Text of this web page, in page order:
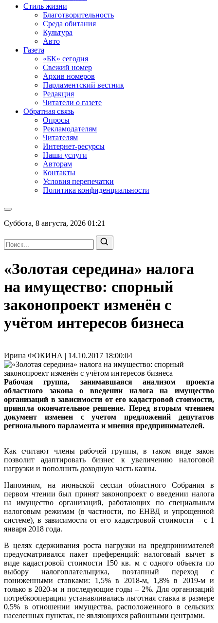
Стиль жизни
Благотворительность
Среда обитания
Культура
Авто
Газета
«БК» сегодня
Свежий номер
Архив номеров
Парламентский вестник
Редакция
Читатели о газете
Обратная связь
Опросы
Рекламодателям
Читателям
Интернет-ресурсы
Наши услуги
Авторам
Контакты
Условия перепечатки
Политика конфиденциальности
Суббота, 8 августа, 2026 01:21
«Золотая середина» налога
на имущество: спорный
законопроект изменён с
учётом интересов бизнеса
Ирина ФОКИНА | 14.10.2017 18:00:04
Рабочая группа, занимавшаяся анализом проекта
областного закона о введении налога на имущество
организаций в зависимости от его кадастровой стоимости,
приняла окончательное решение. Перед вторым чтением
документ изменен с учетом предложений депутатов
регионального парламента и мнения предпринимателей.
Как считают члены рабочей группы, в таком виде закон
позволит адаптировать бизнес к увеличению налоговой
нагрузки и пополнить доходную часть казны.
Напомним, на июньской сессии областного Собрания в
первом чтении был принят законопроект о введении налога
на имущество организаций, работающих по специальным
налоговым режимам (в частности, по ЕНВД и упрощенной
системе), в зависимости от его кадастровой стоимости – с 1
января 2018 года.
В целях сдерживания роста нагрузки на предпринимателей
предусматривался пакет преференций: налоговый вычет в
виде кадастровой стоимости 150 кв. м с одного объекта по
выбору налогоплательщика, поэтапный переход с
пониженными ставками: 1,5% в 2018-м, 1,8% в 2019-м и
только в 2020-м и последующие годы – 2%. Для организаций
потребкооперации устанавливалась льготная ставка в размере
0,5% в отношении имущества, расположенного в сельских
населенных пунктах, не являющихся районными центрами.